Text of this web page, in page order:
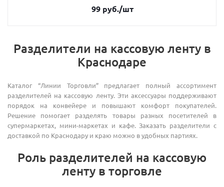
99руб./шт
Разделители на кассовую ленту в
Краснодаре
Каталог “Линии Торговли” предлагает полный ассортимент
разделителей на кассовую ленту. Эти аксессуары поддерживают
порядок на конвейере и повышают комфорт покупателей.
Решение помогает разделять товары разных посетителей в
супермаркетах, мини-маркетах и кафе. Заказать разделители с
доставкой по Краснодару и краю можно в удобных партиях.
Роль разделителей на кассовую
ленту в торговле